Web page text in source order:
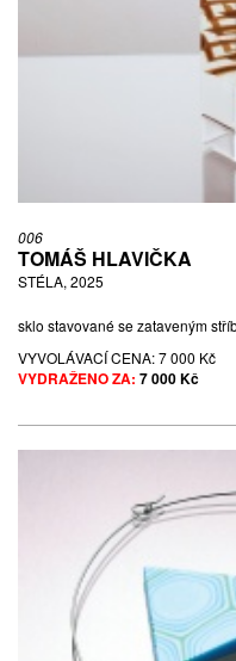
006
TOMÁŠ HLAVIČKA
STÉLA, 2025
sklo stavované se zataveným
VYVOLÁVACÍ CENA:7 000 Kč
VYDRAŽENO ZA: 7 000 Kč